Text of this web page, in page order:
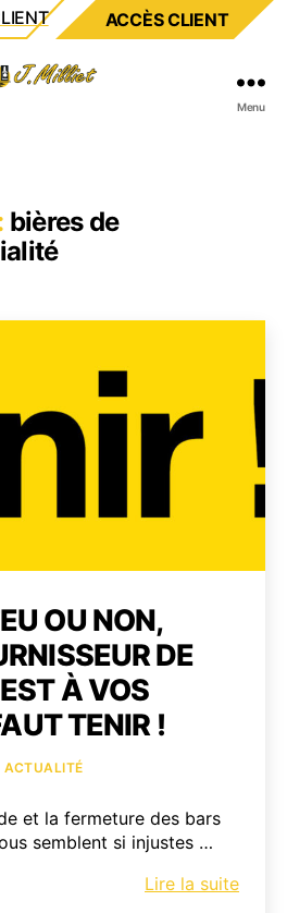
ACCÈS CLIENT
Menu
bières de
OU NON,
DE
À VOS
TENIR !
ACTUALITÉ
et la fermeture des bars
semblent si injustes …
Lire la suite